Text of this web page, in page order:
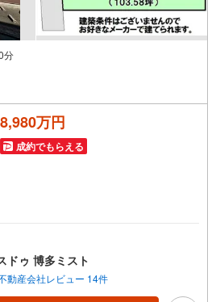
分
8,980万円
成約でもらえる
ゥ 博多ミスト
動産会社レビュー 14件